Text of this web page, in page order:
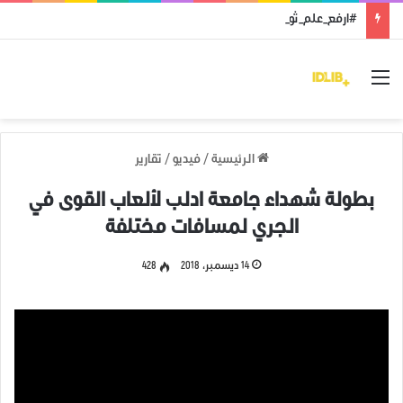
#ارفع_علم_ثورتك: رمز النضال ووحدة الهدف
القائمة
الرئيسية / فيديو / تقارير
بطولة شهداء جامعة ادلب لألعاب القوى في
الجري لمسافات مختلفة
14 ديسمبر، 2018 428